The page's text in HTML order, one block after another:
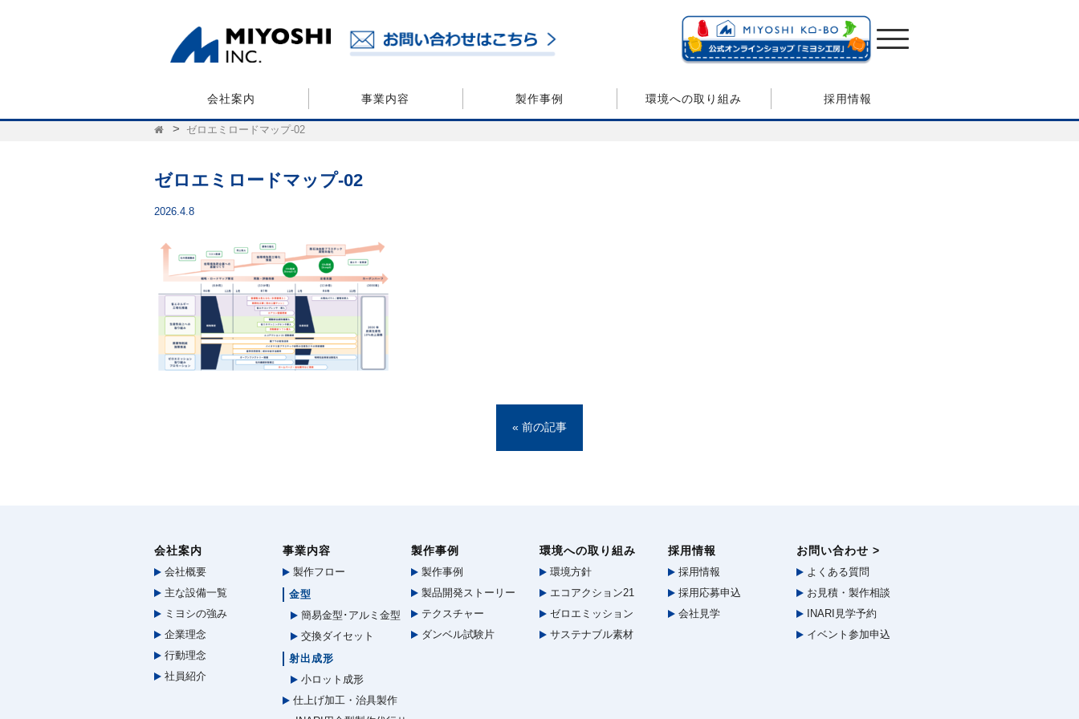
会社案内 事業内容 製作事例 環境への取り組み 採用情報
ゼロエミロードマップ-02
ゼロエミロードマップ-02
2026.4.8
« 前の記事
会社案内
会社概要
主な設備一覧
ミヨシの強み
企業理念
行動理念
社員紹介
事業内容
製作フロー
金型
簡易金型･アルミ金型
交換ダイセット
射出成形
小ロット成形
仕上げ加工・治具製作
製作事例
製作事例
製品開発ストーリー
テクスチャー
ダンベル試験片
環境への取り組み
環境方針
エコアクション21
ゼロエミッション
サステナブル素材
採用情報
採用情報
採用応募申込
会社見学
お問い合わせ >
よくある質問
お見積・製作相談
INARI見学予約
イベント参加申込